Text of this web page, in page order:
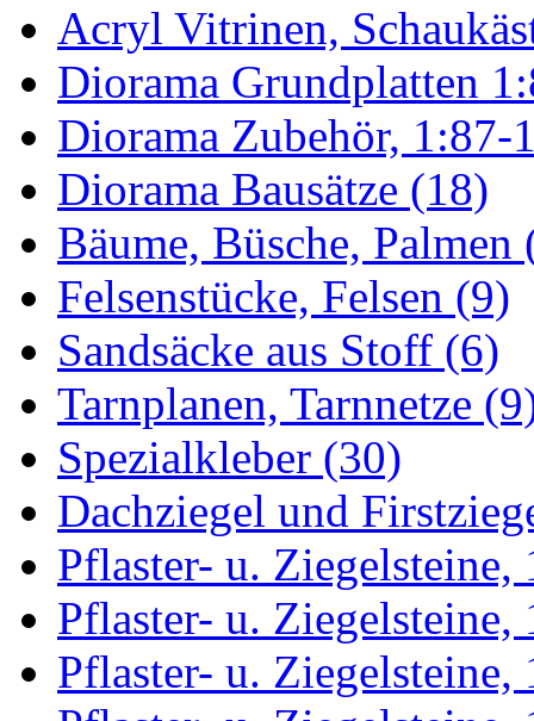
Acryl Vitrinen,
Diorama Grundplatten
Diorama Zubehör, 1:87-
Diorama Bausätze (18)
Bäume, Büsche, Palmen
Felsenstücke, Felsen (9)
Sandsäcke aus Stoff (6)
Tarnplanen, Tarnnetze
Spezialkleber (30)
Dachziegel und
Pflaster- u. Ziegelsteine,
Pflaster- u. Ziegelsteine,
Pflaster- u. Ziegelsteine,